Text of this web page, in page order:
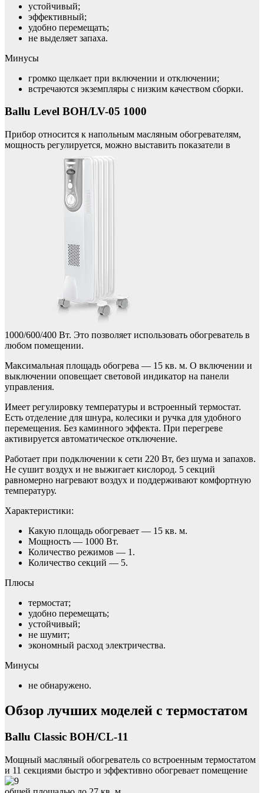
устойчивый;
эффективный;
удобно перемещать;
не выделяет запаха.
Минусы
громко щелкает при включении и отключении;
встречаются экземпляры с низким качеством сборки.
Ballu Level BOH/LV-05 1000
Прибор относится к напольным масляным обогревателям,
мощность регулируется, можно выставить показатели в
1000/600/400 Вт. Это позволяет использовать обогреватель в
любом помещении.
Максимальная площадь обогрева — 15 кв. м. О включении и
выключении оповещает световой индикатор на панели
управления.
Имеет регулировку температуры и встроенный термостат.
Есть отделение для шнура, колесики и ручка для удобного
перемещения. Без каминного эффекта. При перегреве
активируется автоматическое отключение.
Работает при подключении к сети 220 Вт, без шума и запахов.
Не сушит воздух и не выжигает кислород. 5 секций
равномерно нагревают воздух и поддерживают комфортную
температуру.
Характеристики:
Какую площадь обогревает — 15 кв. м.
Мощность — 1000 Вт.
Количество режимов — 1.
Количество секций — 5.
Плюсы
термостат;
удобно перемещать;
устойчивый;
не шумит;
экономный расход электричества.
Минусы
не обнаружено.
Обзор лучших моделей с термостатом
Ballu Classic BOH/CL-11
Мощный масляный обогреватель со встроенным термостатом
и 11 секциями быстро и эффективно обогревает помещение